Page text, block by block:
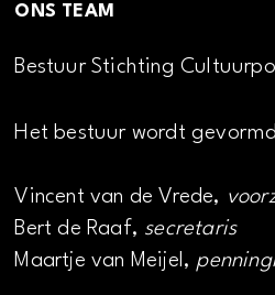
ONS TEAM
Bestuur Stichting
Het bestuur wordt
Vincent van de Vrede,
Bert de Raaf, secretaris
Maartje van Meijel,